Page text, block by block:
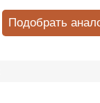
Подобрать